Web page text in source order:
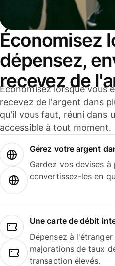
Économisez
dépensez,
recevez de
Économisez lorsque vous
recevez de l'argent dans
qu'il vous faut, réuni dans
accessible à tout moment.
Gérez votre argent
Gardez vos devises
convertissez-les en
Une carte de débit
Dépensez à
majorations de taux
transaction élevés.